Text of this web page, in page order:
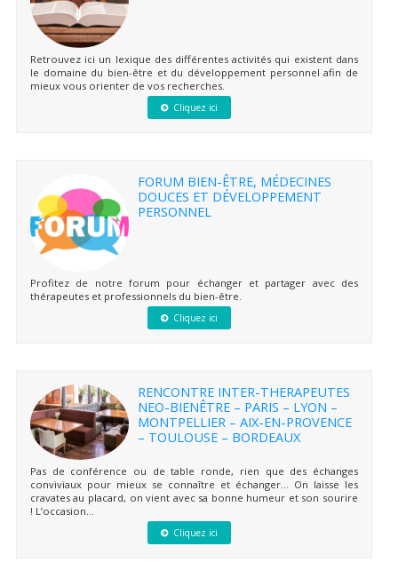
Retrouvez ici un lexique des différentes activités qui existent dans
le domaine du bien-être et du développement personnel afin de
mieux vous orienter de vos recherches.
Cliquez ici
FORUM BIEN-ÊTRE, MÉDECINES
DOUCES ET DÉVELOPPEMENT
PERSONNEL
Profitez de notre forum pour échanger et partager avec des
thérapeutes et professionnels du bien-être.
Cliquez ici
RENCONTRE INTER-THERAPEUTES
NEO-BIENÊTRE – PARIS – LYON –
MONTPELLIER – AIX-EN-PROVENCE
– TOULOUSE – BORDEAUX
Pas de conférence ou de table ronde, rien que des échanges
conviviaux pour mieux se connaître et échanger… On laisse les
cravates au placard, on vient avec sa bonne humeur et son sourire
! L’occasion...
Cliquez ici